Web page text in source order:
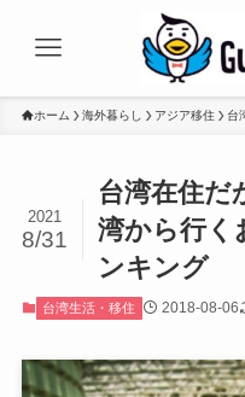
ホーム 海外暮らし アジア移住 台
台湾在住だ
湾から行く
ンキング
2021
8/31
台湾生活・移住 2018-08-06